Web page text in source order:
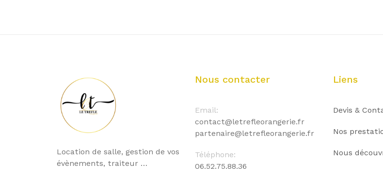
Location de salle, gestion de vos
évènements, traiteur …
Nous contacter
Email:
contact@letrefleorangerie.fr
partenaire@letrefleorangerie.fr
Téléphone:
06.52.75.88.36
Liens
Devis &
Nos
Nous